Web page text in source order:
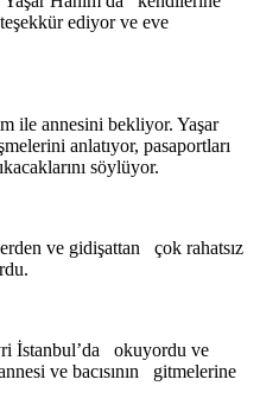
ediyor ve eve
ile annesini bekliyor. Yaşar
anlatıyor, pasaportları
söylüyor.
ve gidişattan çok rahatsız
İstanbul’da okuyordu ve
ve bacısının gitmelerine